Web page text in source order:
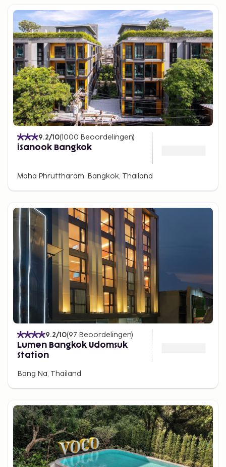
9.2/10(1000 Beoordelingen)
iSanook Bangkok
Maha Phruttharam, Bangkok, Thailand
9.2/10(97 Beoordelingen)
Lumen Bangkok Udomsuk
Station
Bang Na, Thailand